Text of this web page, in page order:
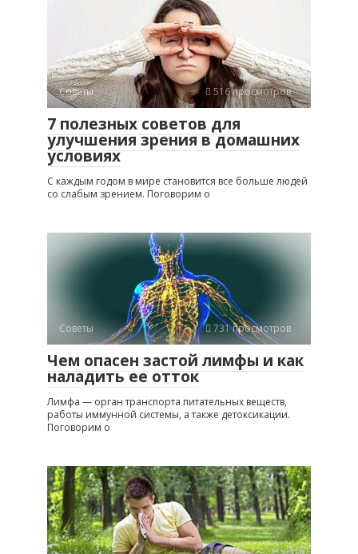
Советы 516 просмотров
7 полезных советов для
улучшения зрения в домашних
условиях
С каждым годом в мире становится все больше людей
со слабым зрением. Поговорим о
Советы 731 просмотров
Чем опасен застой лимфы и как
наладить ее отток
Лимфа — орган транспорта питательных веществ,
работы иммунной системы, а также детоксикации.
Поговорим о